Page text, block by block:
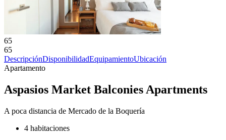
65
65
DescripciónDisponibilidadEquipamientoUbicación
Apartamento
Aspasios Market Balconies Apartments
A poca distancia de Mercado de la Boquería
4 habitaciones